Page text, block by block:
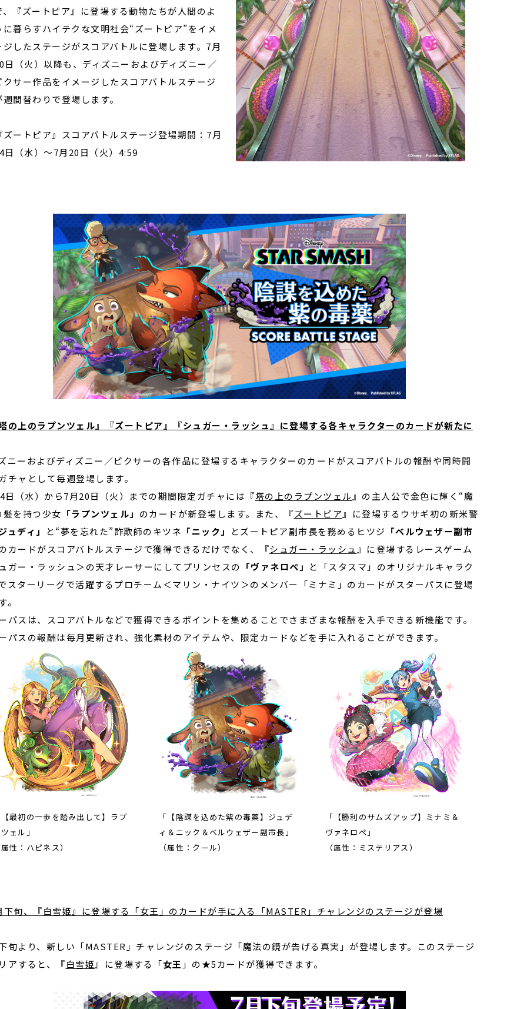
、『ズートピア』に登場する動物たちが人間のよ
に暮らすハイテクな文明社会“ズートピア”をイメ
ジしたステージがスコアバトルに登場します。7月
日（火）以降も、ディズニーおよびディズニー／
クサー作品をイメージしたスコアバトルステージ
週間替わりで登場します。
ズートピア』スコアバトルステージ登場期間：7月
日（水）〜7月20日（火）4:59
の上のラプンツェル』『ズートピア』『シュガー・ラッシュ』に登場する各キャラクターのカードが新たに
ニーおよびディズニー／ピクサーの各作品に登場するキャラクターのカードがスコアバトルの報酬や同時開
チャとして毎週登場します。
日（水）から7月20日（火）までの期間限定ガチャには『塔の上のラプンツェル 』の主人公で金色に輝く“魔
髪を持つ少女 「ラプンツェル」 のカードが新登場します。また、『ズートピア 』に登場するウサギ初の新米警
ュディ」
と“夢を忘れた”詐欺師のキツネ 「ニック」 とズートピア副市長を務めるヒツジ 「ベルウェザー副市
カードがスコアバトルステージで獲得できるだけでなく、『シュガー・ラッシュ 』に登場するレースゲーム
ガー・ラッシュ＞の天才レーサーにしてプリンセスの 「ヴァネロペ」
と「スタスマ」のオリジナルキャラク
スターリーグで活躍するプロチーム＜マリン・ナイツ＞のメンバー「ミナミ」のカードがスターパスに登場
。
パスは、スコアバトルなどで獲得できるポイントを集めることでさまざまな報酬を入手できる新機能です。
パスの報酬は毎月更新され、強化素材のアイテムや、限定カードなどを手に入れることができます。
最初の一歩を踏み出して】ラプ
ェル」
性：ハピネス）
「【陰謀を込めた紫の毒薬】ジュデ
ィ＆ニック＆ベルウェザー副市長」
（属性：クール）
「【勝利のサムズアップ】ミナミ＆
ヴァネロペ」
（属性：ミステリアス）
下旬、『白雪姫』に登場する「女王」のカードが手に入る「MASTER 」チャレンジのステージが登場
旬より、新しい「MASTER」チャレンジのステージ「魔法の鏡が告げる真実」が登場します。このステージ
アすると、『白雪姫 』に登場する「女王 」の★5カードが獲得できます。